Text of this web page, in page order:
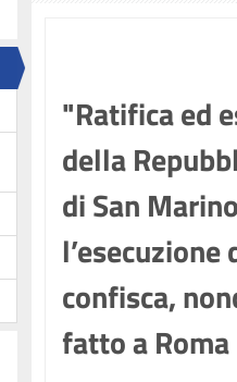
"Ratifica ed
della
di San
confisca,
fatto a